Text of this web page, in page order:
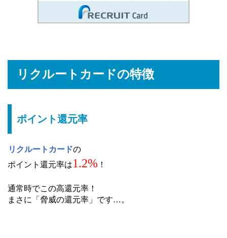
リクルートカードの特徴
ポイント還元率
リクルートカードの
ポイント還元率は1.2% ！
通常時でこの高還元率！
まさに「脅威の還元率」です…。